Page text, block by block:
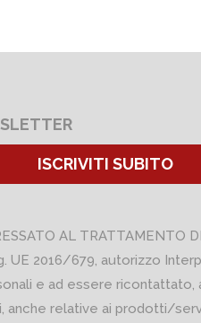
ISCRIVITI SUBITO
AL TRATTAMENTO
UE 2016/679, autorizzo
e ad essere ricontattato,
anche relative ai prodotti/